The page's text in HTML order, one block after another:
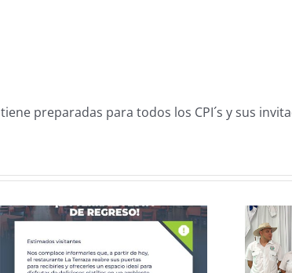
tiene preparadas para todos los CPI´s y sus